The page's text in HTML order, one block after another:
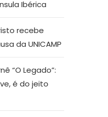
Ibérica
recebe
da UNICAMP
“O Legado”:
é do jeito